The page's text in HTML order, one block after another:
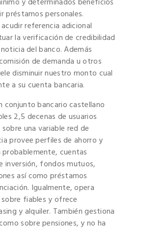
préstamos personales.
referencia adicional
la verificación de credibilidad
del banco. Además
de demanda u otros
disminuir nuestro monto cual
a su cuenta bancaria.
conjunto bancario castellano
2,5 decenas de usuarios
una variable red de
provee perfiles de ahorro y
cuentas
inversión, fondos mutuos,
así­ como préstamos
Igualmente, opera
fiables y ofrece
y alquiler. También gestiona
sobre pensiones, y no ha